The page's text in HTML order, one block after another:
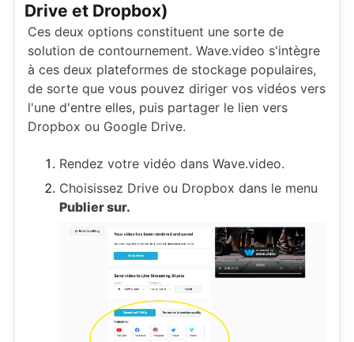
Drive et Dropbox)
Ces deux options constituent une sorte de
solution de contournement. Wave.video s'intègre
à ces deux plateformes de stockage populaires,
de sorte que vous pouvez diriger vos vidéos vers
l'une d'entre elles, puis partager le lien vers
Dropbox ou Google Drive.
Rendez votre vidéo dans Wave.video.
Choisissez Drive ou Dropbox dans le menu
Publier sur.